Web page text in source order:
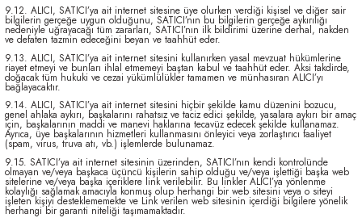
9.12. ALICI, SATICI’ya ait internet sitesine üye olurken verdiği kişisel ve diğer sair
bilgilerin gerçeğe uygun olduğunu, SATICI’nın bu bilgilerin gerçeğe aykırılığı
nedeniyle uğrayacağı tüm zararları, SATICI’nın ilk bildirimi üzerine derhal, nakden
ve defaten tazmin edeceğini beyan ve taahhüt eder.
9.13. ALICI, SATICI’ya ait internet sitesini kullanırken yasal mevzuat hükümlerine
riayet etmeyi ve bunları ihlal etmemeyi baştan kabul ve taahhüt eder. Aksi takdirde,
doğacak tüm hukuki ve cezai yükümlülükler tamamen ve münhasıran ALICI’yı
bağlayacaktır.
9.14. ALICI, SATICI’ya ait internet sitesini hiçbir şekilde kamu düzenini bozucu,
genel ahlaka aykırı, başkalarını rahatsız ve taciz edici şekilde, yasalara aykırı bir amaç
için, başkalarının maddi ve manevi haklarına tecavüz edecek şekilde kullanamaz.
Ayrıca, üye başkalarının hizmetleri kullanmasını önleyici veya zorlaştırıcı faaliyet
(spam, virus, truva atı, vb.) işlemlerde bulunamaz.
9.15. SATICI’ya ait internet sitesinin üzerinden, SATICI’nın kendi kontrolünde
olmayan ve/veya başkaca üçüncü kişilerin sahip olduğu ve/veya işlettiği başka web
sitelerine ve/veya başka içeriklere link verilebilir. Bu linkler ALICI’ya yönlenme
kolaylığı sağlamak amacıyla konmuş olup herhangi bir web sitesini veya o siteyi
işleten kişiyi desteklememekte ve Link verilen web sitesinin içerdiği bilgilere yönelik
herhangi bir garanti niteliği taşımamaktadır.